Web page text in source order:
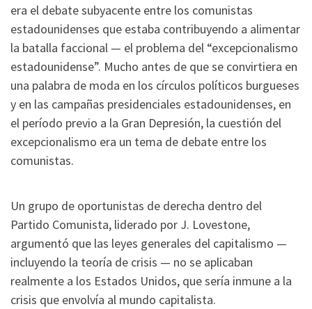
era el debate subyacente entre los comunistas
estadounidenses que estaba contribuyendo a alimentar
la batalla faccional — el problema del “excepcionalismo
estadounidense”. Mucho antes de que se convirtiera en
una palabra de moda en los círculos políticos burgueses
y en las campañas presidenciales estadounidenses, en
el período previo a la Gran Depresión, la cuestión del
excepcionalismo era un tema de debate entre los
comunistas.
Un grupo de oportunistas de derecha dentro del
Partido Comunista, liderado por J. Lovestone,
argumentó que las leyes generales del capitalismo —
incluyendo la teoría de crisis — no se aplicaban
realmente a los Estados Unidos, que sería inmune a la
crisis que envolvía al mundo capitalista.